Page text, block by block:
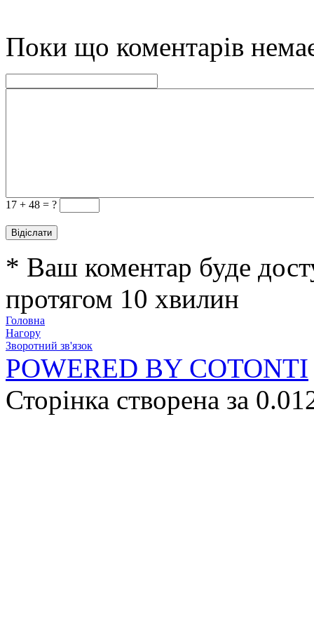
Поки що коментарів
17 + 48 = ?
* Ваш коментар буде
протягом 10 хвилин
Головна
Нагору
Зворотний зв'язок
POWERED BY COTONTI
Сторінка створена за